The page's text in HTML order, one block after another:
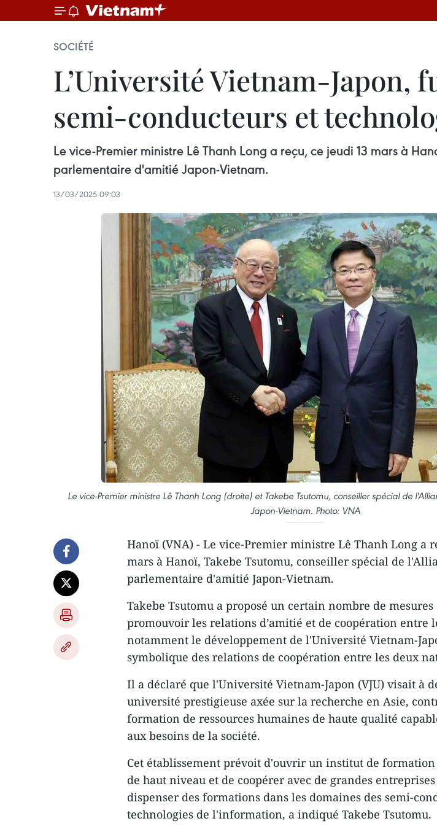
SOCIÉTÉ
L’Université Vietnam-Japon,
semi-conducteurs et
Le vice-Premier ministre Lê Thanh Long a reçu, ce jeudi 13 mars à
parlementaire d'amitié Japon-Vietnam.
13/03/2025 09:03
Le vice-Premier ministre Lê Thanh Long (droite) et Takebe Tsutomu, conseiller spécial de
Japon-Vietnam. Photo: VNA
Hanoï (VNA) - Le vice-Premier ministre Lê Thanh Long a
mars à Hanoï, Takebe Tsutomu, conseiller spécial de
parlementaire d'amitié Japon-Vietnam.
Takebe Tsutomu a proposé un certain nombre de
promouvoir les relations d’amitié et de coopération entre
notamment le développement de l'Université Vietnam-
symbolique des relations de coopération entre les deux
Il a déclaré que l'Université Vietnam-Japon (VJU) visait à
université prestigieuse axée sur la recherche en Asie,
formation de ressources humaines de haute qualité
aux besoins de la société.
Cet établissement prévoit d'ouvrir un institut de
de haut niveau et de coopérer avec de grandes
dispenser des formations dans les domaines des semi-
technologies de l'information, a indiqué Takebe Tsutomu.